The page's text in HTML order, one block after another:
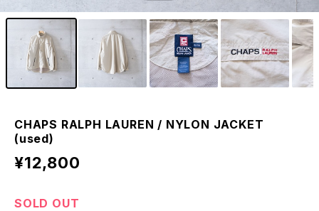
CHAPS RALPH LAUREN / NYLON JACKET
(used)
¥12,800
SOLD OUT